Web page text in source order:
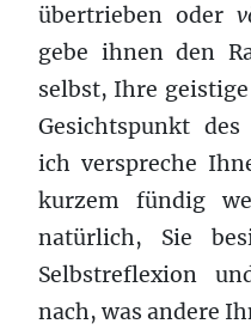
übertrieben oder
gebe ihnen den
selbst, Ihre
Gesichtspunkt
ich verspreche
kurzem fündig
natürlich, Sie
Selbstreflexion
nach, was andere